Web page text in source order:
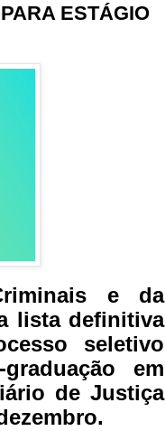
ESTÁGIO
e da
lista definitiva
seletivo
em
de Justiça